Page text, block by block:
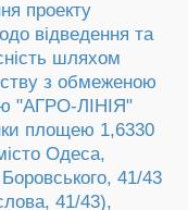
проекту
відведення та
шляхом
з обмеженою
"АГРО-ЛІНІЯ"
площею 1,6330
Одеса,
41/43
41/43),